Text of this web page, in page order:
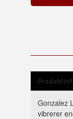
Gonzalez
vibrerer